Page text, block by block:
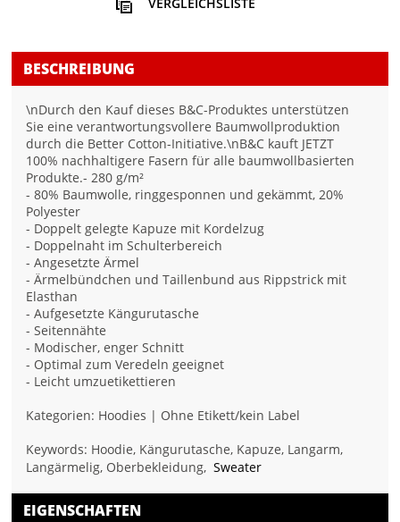
BESCHREIBUNG
\nDurch den Kauf dieses B&C-Produktes unterstützen
Sie eine verantwortungsvollere Baumwollproduktion
durch die Better Cotton-Initiative.\nB&C kauft JETZT
100% nachhaltigere Fasern für alle baumwollbasierten
Produkte.- 280 g/m²
- 80% Baumwolle, ringgesponnen und gekämmt, 20%
Polyester
- Doppelt gelegte Kapuze mit Kordelzug
- Doppelnaht im Schulterbereich
- Angesetzte Ärmel
- Ärmelbündchen und Taillenbund aus Rippstrick mit
Elasthan
- Aufgesetzte Kängurutasche
- Seitennähte
- Modischer, enger Schnitt
- Optimal zum Veredeln geeignet
- Leicht umzuetikettieren
Kategorien: Hoodies | Ohne Etikett/kein Label
Keywords: Hoodie, Kängurutasche, Kapuze, Langarm,
Langärmelig, Oberbekleidung, Sweater
EIGENSCHAFTEN